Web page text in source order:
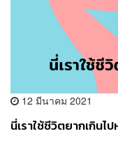
12 มีนาคม 2021
นี่เราใช้ชีวิตยากเกินไป